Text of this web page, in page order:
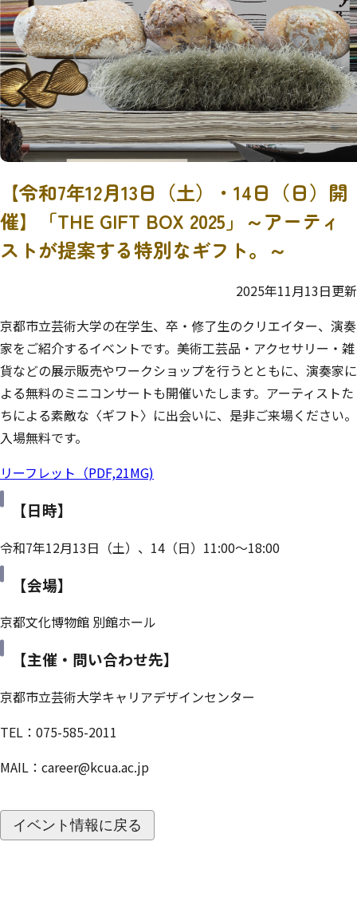
【令和7年12月13日（土）・14日（日）開
催】「THE GIFT BOX 2025」～アーティ
ストが提案する特別なギフト。～
2025年11月13日更新
京都市立芸術大学の在学生、卒・修了生のクリエイター、演奏
家をご紹介するイベントです。美術工芸品・アクセサリー・雑
貨などの展示販売やワークショップを行うとともに、演奏家に
よる無料のミニコンサートも開催いたします。アーティストた
ちによる素敵な〈ギフト〉に出会いに、是非ご来場ください。
入場無料です。
リーフレット（PDF,21MG)
【日時】
令和7年12月13日（土）、14（日）11:00～18:00
【会場】
京都文化博物館 別館ホール
【主催・問い合わせ先】
京都市立芸術大学キャリアデザインセンター
TEL：075-585-2011
MAIL： career@kcua.ac.jp
イベント情報に戻る